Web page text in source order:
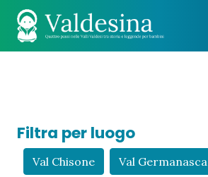
Filtra per luogo
Val Chisone Val Germanasca